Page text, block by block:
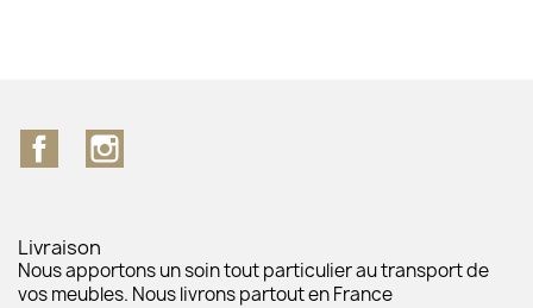
Facebook
Livraison
Nous apportons un soin tout particulier au transport de
vos meubles. Nous livrons partout en France